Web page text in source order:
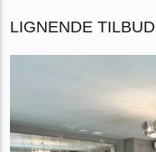
LIGNENDE TILBUD